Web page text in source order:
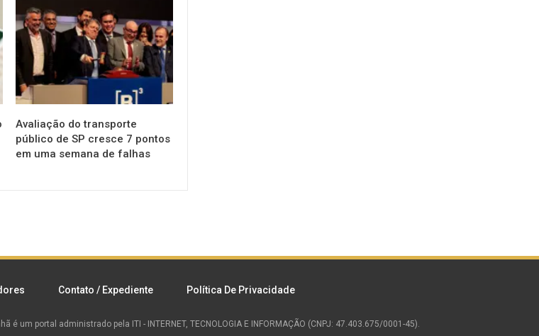
Avaliação do transporte
público de SP cresce 7 pontos
em uma semana de falhas
Contato / Expediente Política De Privacidade
é um portal administrado pela ITI - INTERNET, TECNOLOGIA E INFORMAÇÃO (CNPJ: 47.403.675/0001-45).